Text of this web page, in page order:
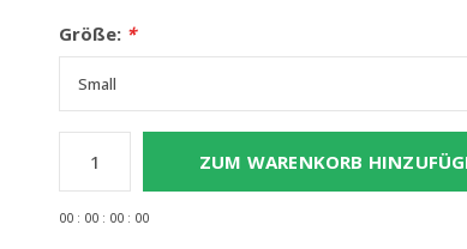
Größe: *
ZUM WARENKORB
00 : 00 : 00 : 00